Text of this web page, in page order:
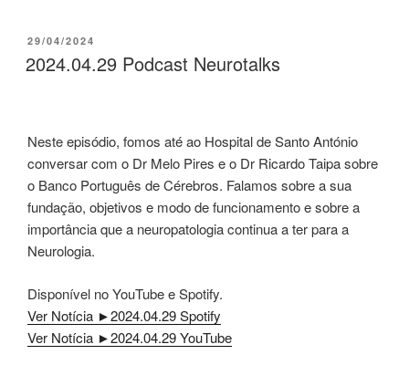
PUBLICADO
EM
29/04/2024
2024.04.29 Podcast Neurotalks
Neste episódio, fomos até ao Hospital de Santo António
conversar com o Dr Melo Pires e o Dr Ricardo Taipa sobre
o Banco Português de Cérebros. Falamos sobre a sua
fundação, objetivos e modo de funcionamento e sobre a
importância que a neuropatologia continua a ter para a
Neurologia.
Disponível no YouTube e Spotify.
Ver Notícia ►2024.04.29 Spotify
Ver Notícia ►2024.04.29 YouTube